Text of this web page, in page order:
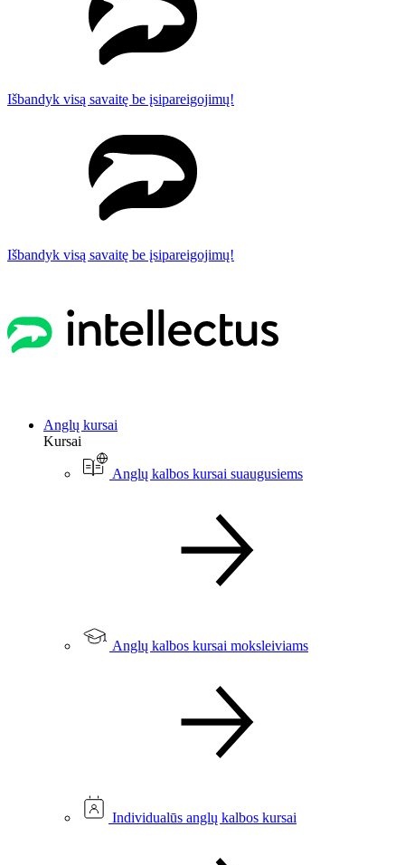
Išbandyk visą savaitę be įsipareigojimų!
Išbandyk visą savaitę be įsipareigojimų!
Anglų kursai
Kursai
Anglų kalbos kursai suaugusiems
Anglų kalbos kursai moksleiviams
Individualūs anglų kalbos kursai